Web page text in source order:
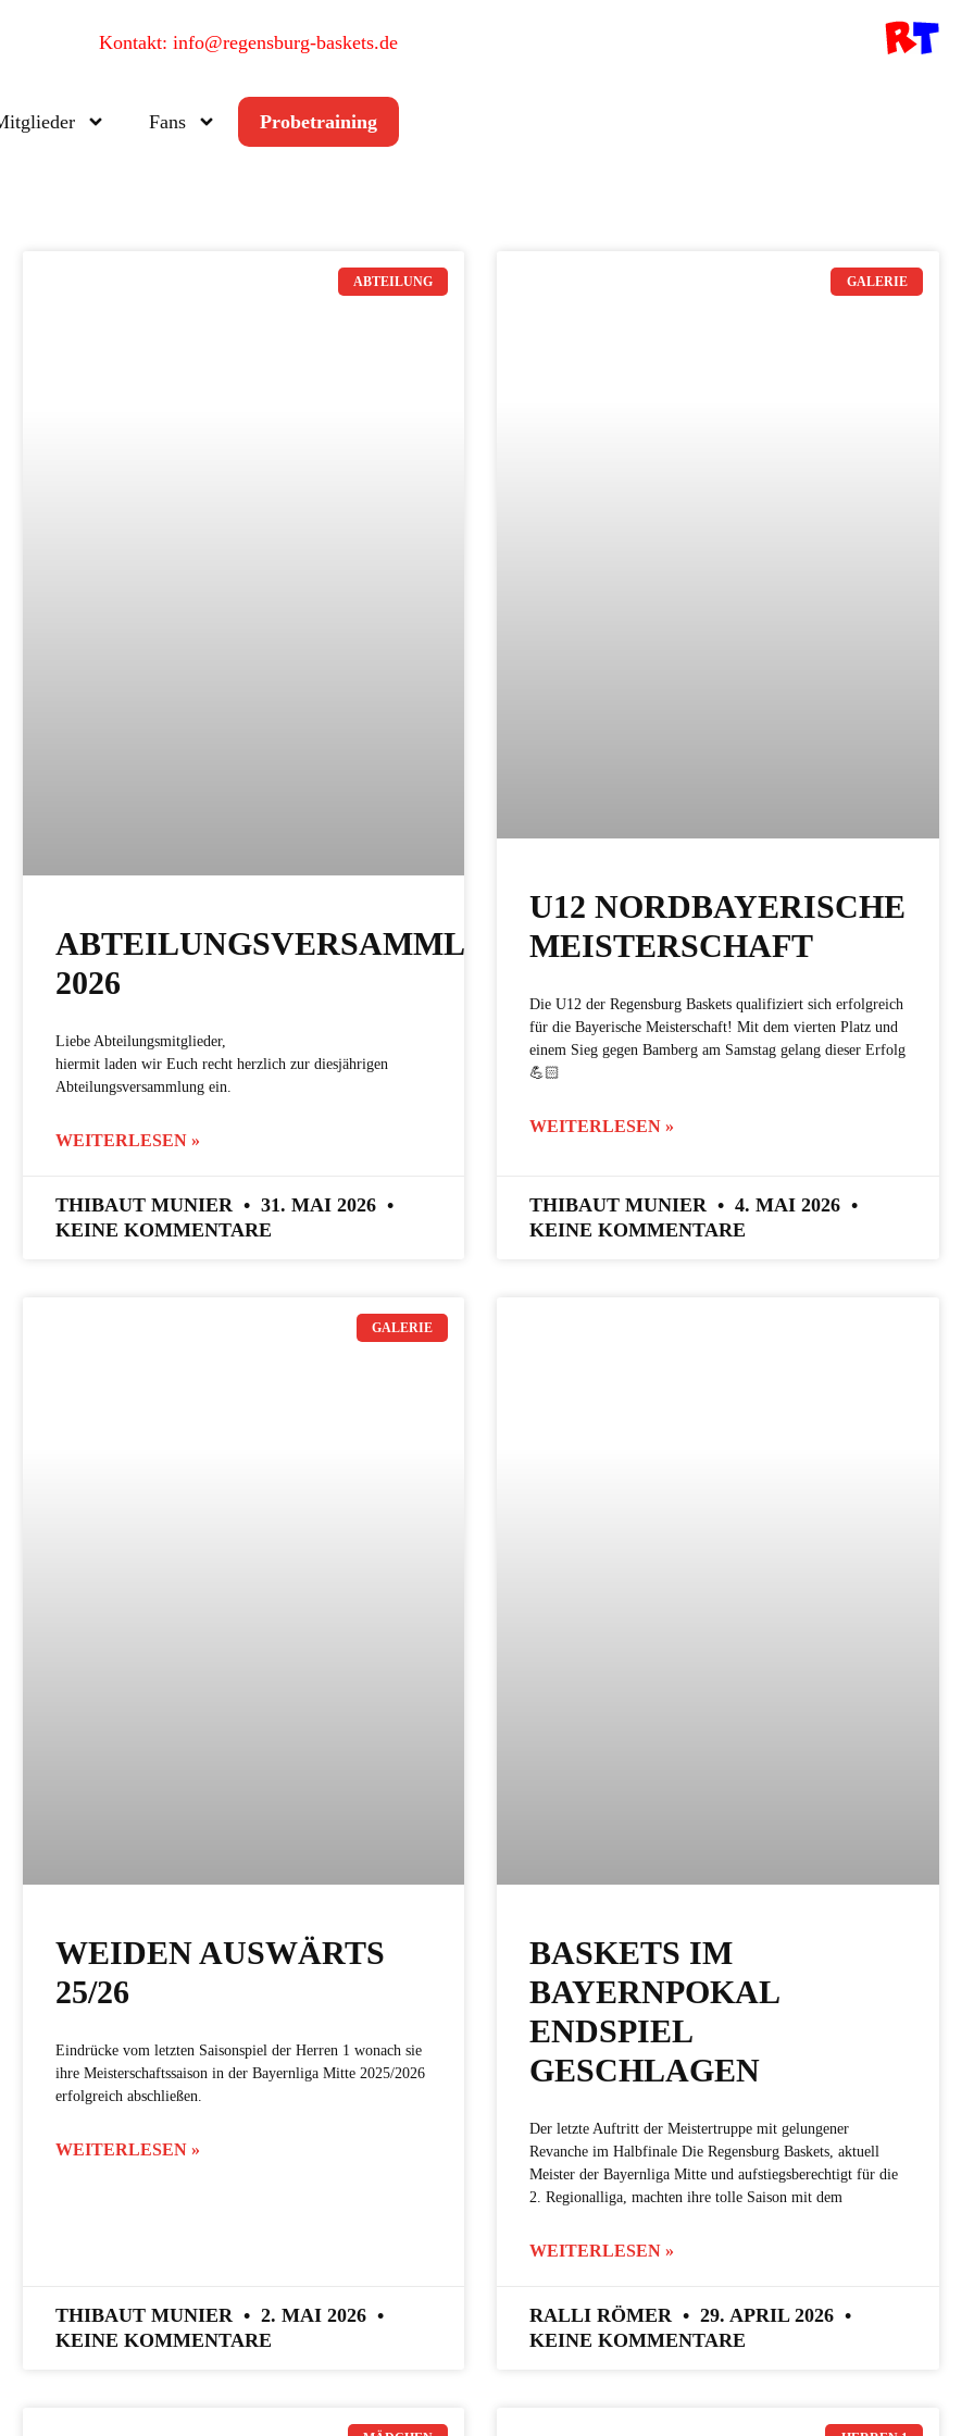
Kontakt: info@regensburg-baskets.de
Fans Probetraining
ABTEILUNG
ABTEILUNGSVERSAMMLUNG
2026
Liebe Abteilungsmitglieder,
hiermit laden wir Euch recht herzlich zur diesjährigen
Abteilungsversammlung ein.
WEITERLESEN »
THIBAUT MUNIER
31. MAI 2026
KEINE KOMMENTARE
GALERIE
U12 NORDBAYERISCHE
MEISTERSCHAFT
Die U12 der Regensburg Baskets qualifiziert sich erfolgreich
für die Bayerische Meisterschaft! Mit dem vierten Platz und
einem Sieg gegen Bamberg am Samstag gelang dieser Erfolg
💪🏻
WEITERLESEN »
THIBAUT MUNIER
4. MAI 2026
KEINE KOMMENTARE
GALERIE
WEIDEN AUSWÄRTS
25/26
Eindrücke vom letzten Saisonspiel der Herren 1 wonach sie
ihre Meisterschaftssaison in der Bayernliga Mitte 2025/2026
erfolgreich abschließen.
WEITERLESEN »
THIBAUT MUNIER
2. MAI 2026
KEINE KOMMENTARE
BASKETS IM
BAYERNPOKAL
ENDSPIEL
GESCHLAGEN
Der letzte Auftritt der Meistertruppe mit gelungener
Revanche im Halbfinale Die Regensburg Baskets, aktuell
Meister der Bayernliga Mitte und aufstiegsberechtigt für die
2. Regionalliga, machten ihre tolle Saison mit dem
WEITERLESEN »
RALLI RÖMER
29. APRIL 2026
KEINE KOMMENTARE